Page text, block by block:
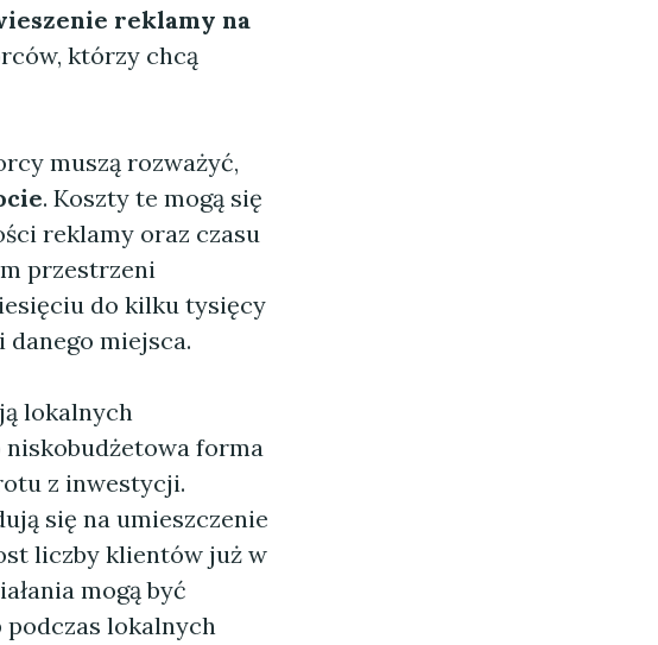
reklamy na
którzy chcą
muszą rozważyć,
. Koszty te mogą się
reklamy oraz czasu
przestrzeni
do kilku tysięcy
danego miejsca.
lokalnych
forma
z inwestycji.
się na umieszczenie
liczby klientów już w
mogą być
podczas lokalnych